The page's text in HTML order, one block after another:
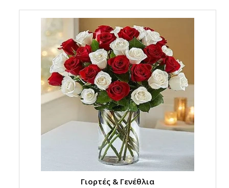
Γιορτές & Γενέθλια